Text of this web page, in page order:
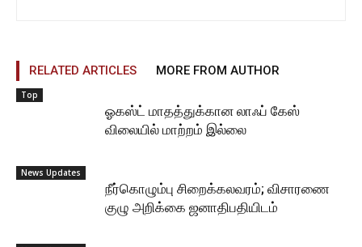
RELATED ARTICLES MORE FROM AUTHOR
Top
ஓகஸ்ட் மாதத்துக்கான லாஃப் கேஸ்
விலையில் மாற்றம் இல்லை
News Updates
நீர்கொழும்பு சிறைக்கலவரம்; விசாரணை
குழு அறிக்கை ஜனாதிபதியிடம்